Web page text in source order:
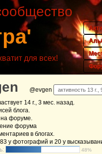
для всех!
@evgen активность 13
14 г., 3 мес. назад.
блога.
форуме.
форума
в блогах.
у фотографий и 20 у
48%